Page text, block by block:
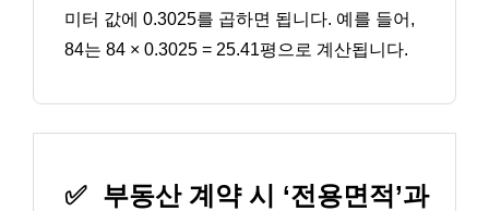
미터 값에 0.3025를 곱하면 됩니다. 예를 들어,
84는 84 × 0.3025 = 25.41평으로 계산됩니다.
✅ 부동산 계약 시 ‘전용면적’과